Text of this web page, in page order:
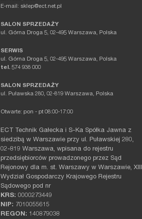
E-mail: sklep@ect.net.pl
SALON SPRZEDAŻY
ul. Górna Droga 5, 02-495 Warszawa, Polska
SERWIS
ul. Górna Droga 5, 02-495 Warszawa, Polska
tel. 574 938 000
SALON SPRZEDAŻY
ul. Puławska 280, 02-819 Warszawa, Polska
Otwarte: pon - pt 08:00-17:00
ECT Technik Gałecka i S-Ka Spółka Jawna z
siedzibą w Warszawie przy ul. Puławskiej 280,
02-819 Warszawa, wpisana do rejestru
przedsiębiorców prowadzonego przez Sąd
Rejonowy dla m. st. Warszawy w Warszawie, XIII
Wydział Gospodarczy Krajowego Rejestru
Sądowego pod nr
KRS: 0000273449
NIP: 7010055615
REGON: 140879038